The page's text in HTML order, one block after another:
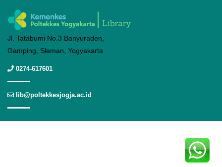
Jl. Tatabumi No.3 Banyuraden,
Gamping, Sleman, Yogyakarta
0274-617601
lib@poltekkesjogja.ac.id